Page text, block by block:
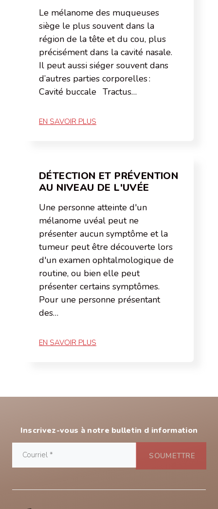
Le mélanome des muqueuses
siège le plus souvent dans la
région de la tête et du cou, plus
précisément dans la cavité nasale.
Il peut aussi siéger souvent dans
d’autres parties corporelles :
Cavité buccale Tractus…
EN SAVOIR PLUS
DÉTECTION ET PRÉVENTION
AU NIVEAU DE L'UVÉE
Une personne atteinte d'un
mélanome uvéal peut ne
présenter aucun symptôme et la
tumeur peut être découverte lors
d'un examen ophtalmologique de
routine, ou bien elle peut
présenter certains symptômes.
Pour une personne présentant
des…
EN SAVOIR PLUS
Inscrivez-vous à notre bulletin d information